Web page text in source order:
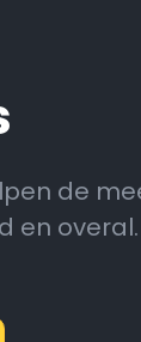
de
en overal.